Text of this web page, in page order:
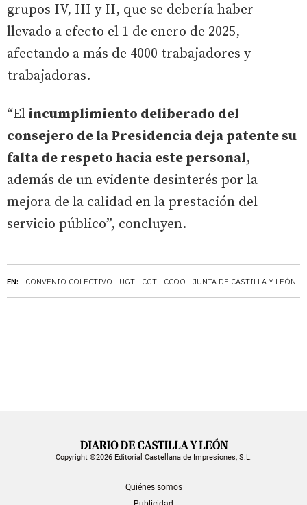
EN: CONVENIO COLECTIVO UGT CGT CCOO JUNTA DE CASTILLA Y LEÓN
grupos IV, III y II, que se debería haber
llevado a efecto el 1 de enero de 2025,
afectando a más de 4000 trabajadores y
trabajadoras.
“El incumplimiento deliberado del
consejero de la Presidencia deja patente su
falta de respeto hacia este personal,
además de un evidente desinterés por la
mejora de la calidad en la prestación del
servicio público”, concluyen.
Copyright ©2026 Editorial Castellana de Impresiones, S.L.
Quiénes somos